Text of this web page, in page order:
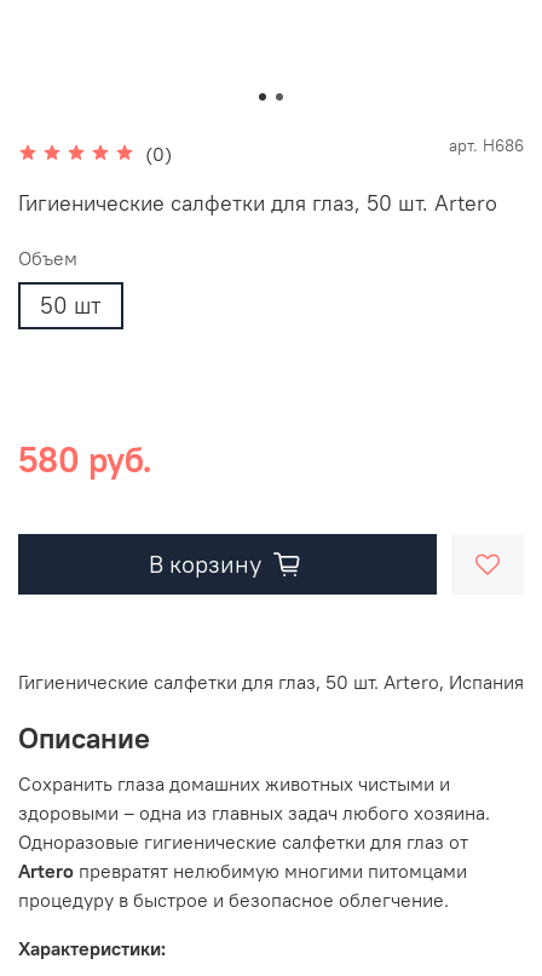
(0) арт. H686
Гигиенические салфетки для глаз, 50 шт. Artero
Объем
50 шт
580 руб.
В корзину
Гигиенические салфетки для глаз, 50 шт. Artero, Испания
Описание
Сохранить глаза домашних животных чистыми и
здоровыми – одна из главных задач любого хозяина.
Одноразовые гигиенические салфетки для глаз от
Artero превратят нелюбимую многими питомцами
процедуру в быстрое и безопасное облегчение.
Характеристики: